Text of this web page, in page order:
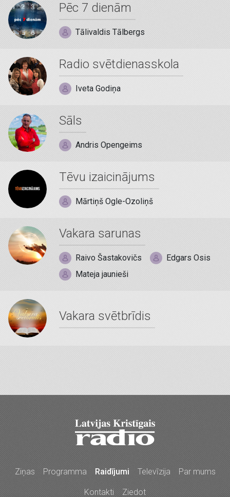
Pēc 7 dienām
Tālivaldis Tālbergs
Radio svētdienasskola
Iveta Godiņa
Sāls
Andris Opengeims
Tēvu izaicinājums
Mārtiņš Ogle-Ozoliņš
Vakara sarunas
Raivo Šastakovičs
Edgars Osis
Mateja jaunieši
Vakara svētbrīdis
Ziņas Programma Raidījumi Televīzija Par mums
Kontakti Ziedot